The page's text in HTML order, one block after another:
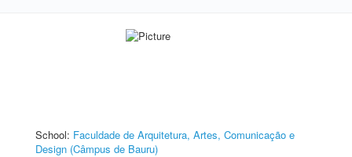
School: Faculdade de Arquitetura, Artes, Comunicação e
Design (Câmpus de Bauru)